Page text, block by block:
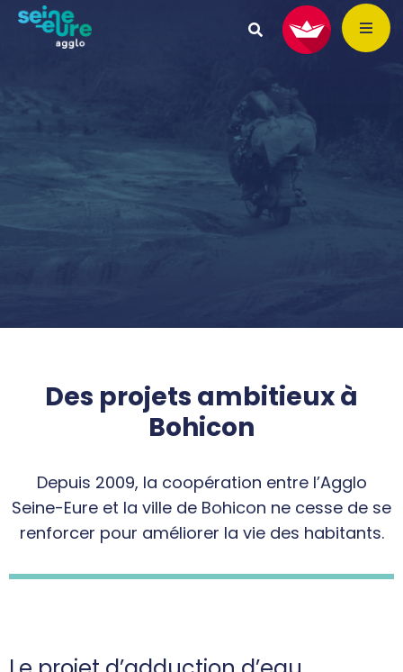
Des projets ambitieux à
Bohicon
Depuis 2009, la coopération entre l’Agglo
Seine-Eure et la ville de Bohicon ne cesse de se
renforcer pour améliorer la vie des habitants.